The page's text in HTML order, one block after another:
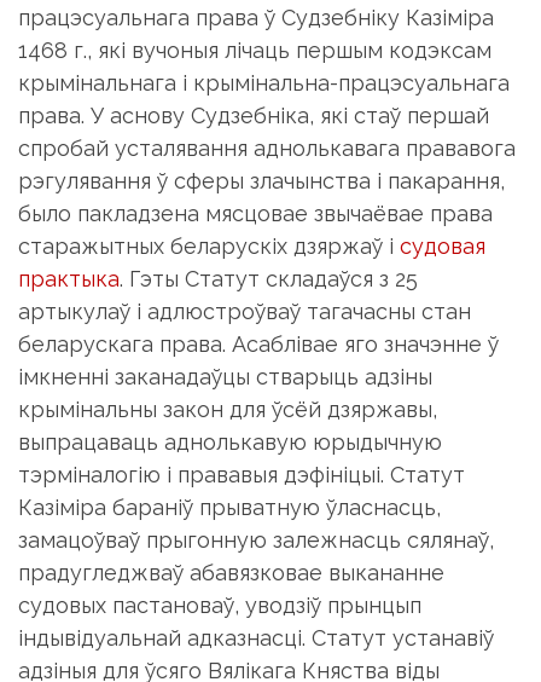
працэсуальнага права ў Судзебніку Казіміра
1468 г., які вучоныя лічаць першым кодэксам
крымінальнага і крымінальна-працэсуальнага
права. У аснову Судзебніка, які стаў першай
спробай усталявання аднолькавага прававога
рэгулявання ў сферы злачынства і пакарання,
было пакладзена мясцовае звычаёвае права
старажытных беларускіх дзяржаў і судовая
практыка. Гэты Статут складаўся з 25
артыкулаў і адлюстроўваў тагачасны стан
беларускага права. Асаблівае яго значэнне ў
імкненні заканадаўцы стварыць адзіны
крымінальны закон для ўсёй дзяржавы,
выпрацаваць аднолькавую юрыдычную
тэрміналогію і прававыя дэфініцыі. Статут
Казіміра бараніў прыватную ўласнасць,
замацоўваў прыгонную залежнасць сялянаў,
прадугледжваў абавязковае выкананне
судовых пастановаў, уводзіў прынцып
індывідуальнай адказнасці. Статут устанавіў
адзіныя для ўсяго Вялікага Княства віды